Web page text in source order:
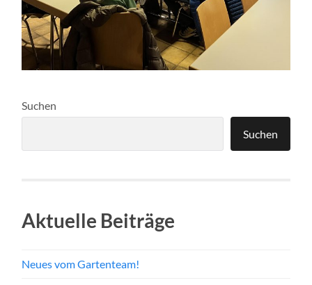
Suchen
Suchen
Aktuelle Beiträge
Neues vom Gartenteam!